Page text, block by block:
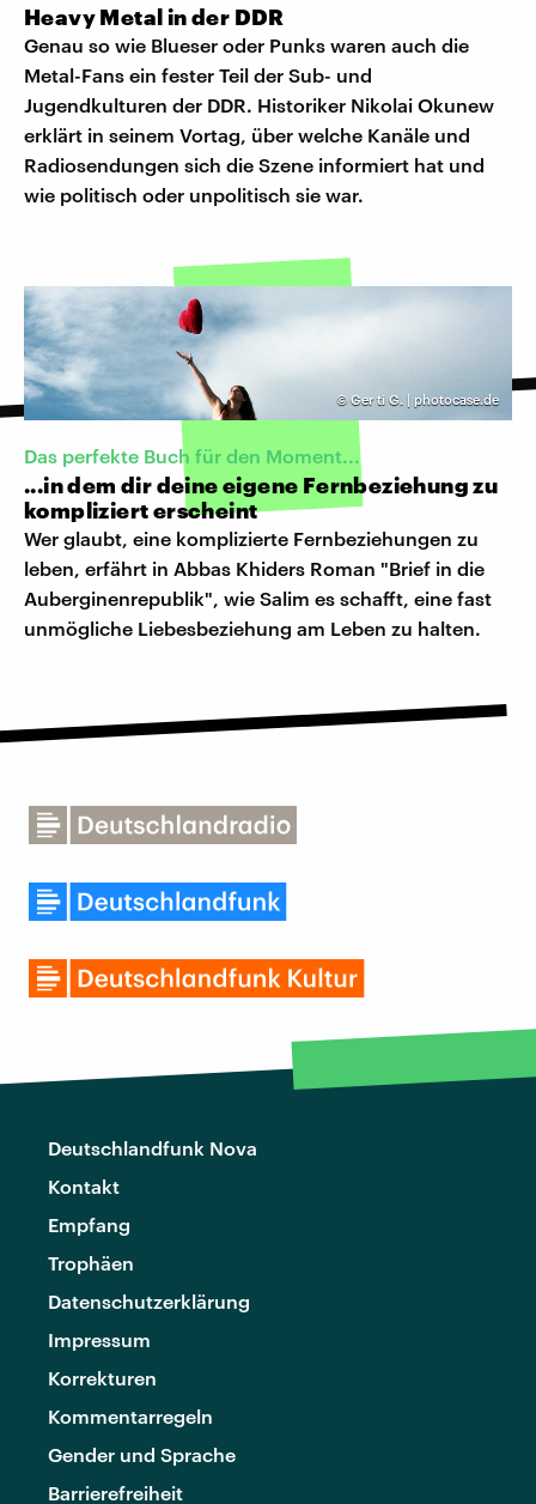
Heavy Metal in der DDR
Genau so wie Blueser oder Punks waren auch die
Metal-Fans ein fester Teil der Sub- und
Jugendkulturen der DDR. Historiker Nikolai Okunew
erklärt in seinem Vortag, über welche Kanäle und
Radiosendungen sich die Szene informiert hat und
wie politisch oder unpolitisch sie war.
©Ger ti G. | photocase.de
Das perfekte Buch für den Moment...
...in dem dir deine eigene Fernbeziehung zu
kompliziert erscheint
Wer glaubt, eine komplizierte Fernbeziehungen zu
leben, erfährt in Abbas Khiders Roman "Brief in die
Auberginenrepublik", wie Salim es schafft, eine fast
unmögliche Liebesbeziehung am Leben zu halten.
Deutschlandfunk Nova
Kontakt
Empfang
Trophäen
Datenschutzerklärung
Impressum
Korrekturen
Kommentarregeln
Gender und Sprache
Barrierefreiheit